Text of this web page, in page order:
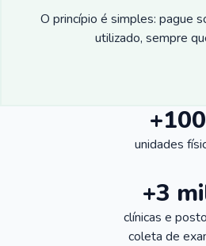
O princípio é simples: pague
utilizado, sempre
+100
unidades
+3
clínicas e
coleta de